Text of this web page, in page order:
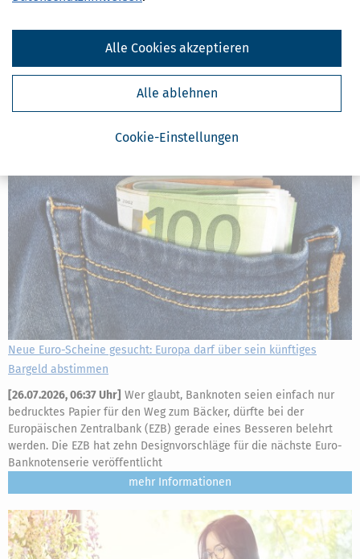
Cookie-Einstellungen
Alle ablehnen
Alle Cookies akzeptieren
Blitzermarathon des Jahres 2026 – übrigens nicht nur in
Deutschland, sondern in ganz Europa. Anders als bei der
Speedweek im April gibt es im August keinen Hauptkontrolltag. Wir
haben alle wichtigen Informationen zu Terminen
mehr
Neue Euro-Scheine gesucht: Europa darf über sein künftiges
Bargeld abstimmen
[26.07.2026, 06:37 Uhr] Wer glaubt, Banknoten seien einfach nur
bedrucktes Papier für den Weg zum Bäcker, dürfte bei der
Europäischen Zentralbank (EZB) gerade eines Besseren belehrt
werden. Die EZB hat zehn Designvorschläge für die nächste Euro-
Banknotenserie veröffentlicht
mehr